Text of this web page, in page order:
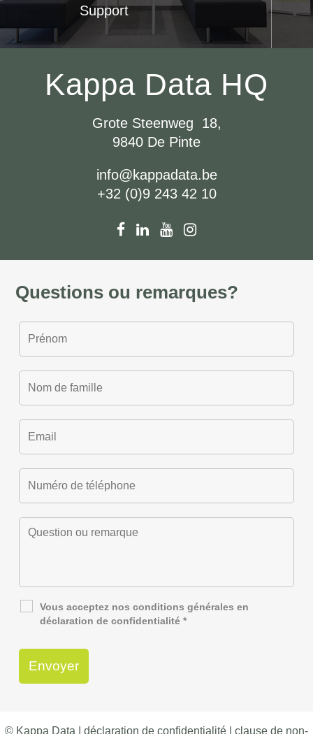
Support
Kappa Data HQ
Grote Steenweg 18,
9840 De Pinte
info@kappadata.be
+32 (0)9 243 42 10
Questions ou remarques?
Vous acceptez nosconditions générales en
déclaration de confidentialité *
© Kappa Data | déclaration de confidentialité clause de non-